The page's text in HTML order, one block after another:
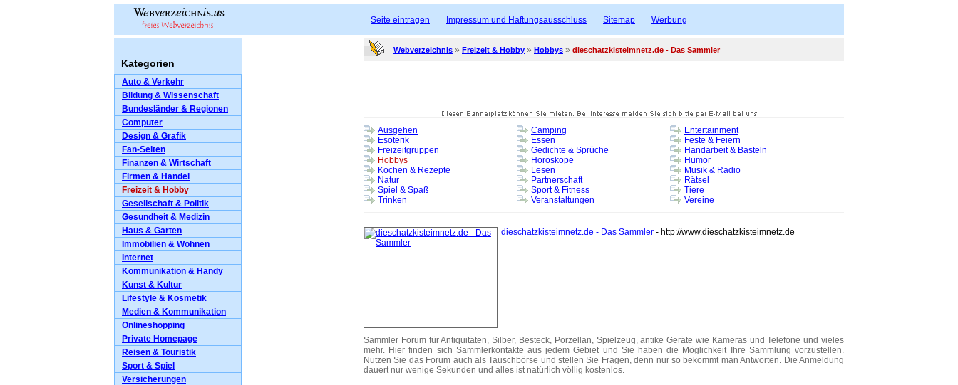
Seite eintragen Impressum und Haftungsausschluss Sitemap Werbung
Kategorien
Auto & Verkehr
Bildung & Wissenschaft
Bundesländer & Regionen
Computer
Design & Grafik
Fan-Seiten
Finanzen & Wirtschaft
Firmen & Handel
Freizeit & Hobby
Gesellschaft & Politik
Gesundheit & Medizin
Haus & Garten
Immobilien & Wohnen
Internet
Kommunikation & Handy
Kunst & Kultur
Lifestyle & Kosmetik
Medien & Kommunikation
Onlineshopping
Private Homepage
Reisen & Touristik
Sport & Spiel
Versicherungen
Webverzeichnis » Freizeit & Hobby » Hobbys » dieschatzkisteimnetz.de - Das Sammler
Ausgehen Camping
Entertainment
Esoterik
Essen
Feste & Feiern
Freizeitgruppen
Gedichte & Sprüche
Handarbeit & Basteln
Hobbys
Horoskope
Humor
Kochen & Rezepte
Lesen
Musik & Radio
Natur
Partnerschaft
Rätsel
Spiel & Spaß
Sport & Fitness
Tiere
Trinken
Veranstaltungen Vereine
dieschatzkisteimnetz.de - Das Sammler - http://www.dieschatzkisteimnetz.de
Sammler Forum für Antiquitäten, Silber, Besteck, Porzellan, Spielzeug, antike Geräte wie Kameras und Telefone und vieles
mehr. Hier finden sich Sammlerkontakte aus jedem Gebiet und Sie haben die Möglichkeit Ihre Sammlung vorzustellen.
Nutzen Sie das Forum auch als Tauschbörse und stellen Sie Fragen, denn nur so bekommt man Antworten. Die Anmeldung
dauert nur wenige Sekunden und alles ist natürlich völlig kostenlos.